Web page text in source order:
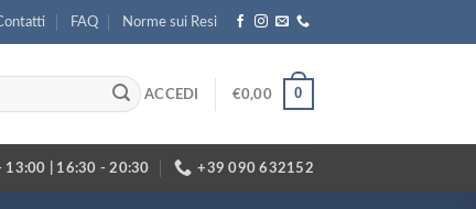
FAQ Norme sui Resi
ACCEDI €0,00 0
13:00 | 16:30 - 20:30 +39 090 632152